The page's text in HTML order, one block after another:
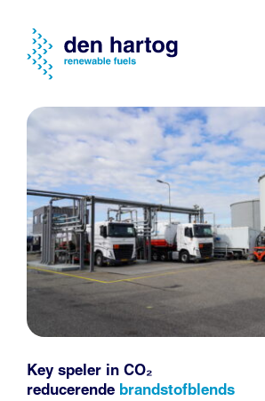
Key speler in CO₂
reducerende brandstofblends